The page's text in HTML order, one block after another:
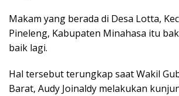
Makam yang berada di Desa Lotta,
Pineleng, Kabupaten Minahasa itu
baik lagi.
Hal tersebut terungkap saat Wakil
Barat, Audy Joinaldy melakukan